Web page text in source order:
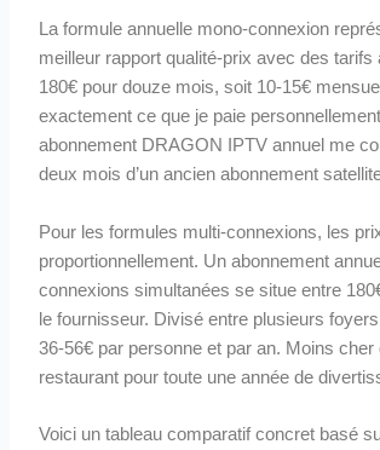
La formule annuelle mono-connexion
meilleur rapport qualité-prix avec des tarifs
180€ pour douze mois, soit 10-15€
exactement ce que je paie
abonnement DRAGON IPTV annuel me
deux mois d’un ancien abonnement
Pour les formules multi-connexions, les
proportionnellement. Un abonnement
connexions simultanées se situe entre
le fournisseur. Divisé entre plusieurs
36-56€ par personne et par an. Moins cher
restaurant pour toute une année de
Voici un tableau comparatif concret basé